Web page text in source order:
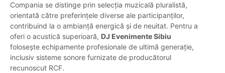
Compania se distinge prin selecția muzicală pluralistă,
orientată către preferințele diverse ale participanților,
contribuind la o ambianță energică și de neuitat. Pentru a
oferi o acustică superioară, DJ Evenimente Sibiu
folosește echipamente profesionale de ultimă generație,
inclusiv sisteme sonore furnizate de producătorul
recunoscut RCF.